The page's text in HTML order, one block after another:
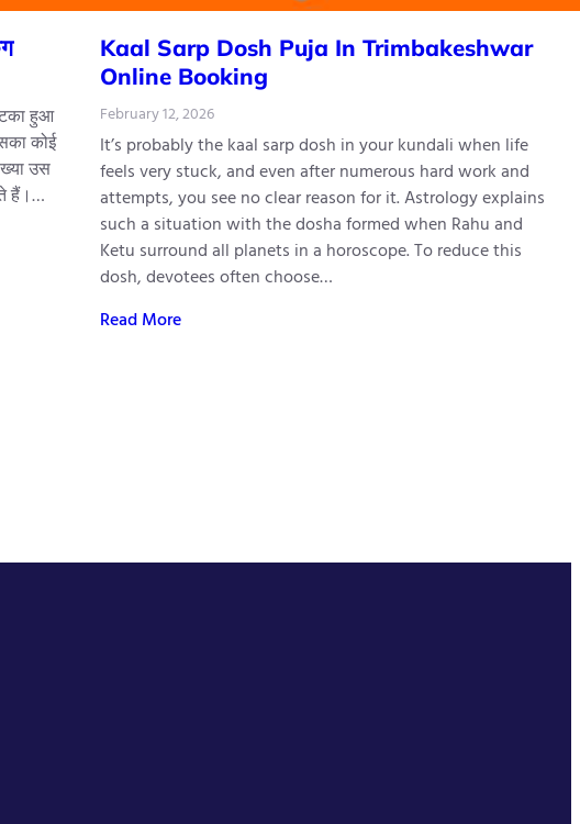
हुआ
कोई
उस
हैं।…
Kaal Sarp Dosh Puja In Trimbakeshwar
Online Booking
February 12, 2026
It’s probably the kaal sarp dosh in your kundali when life
feels very stuck, and even after numerous hard work and
attempts, you see no clear reason for it. Astrology explains
such a situation with the dosha formed when Rahu and
Ketu surround all planets in a horoscope. To reduce this
dosh, devotees often choose…
Read More